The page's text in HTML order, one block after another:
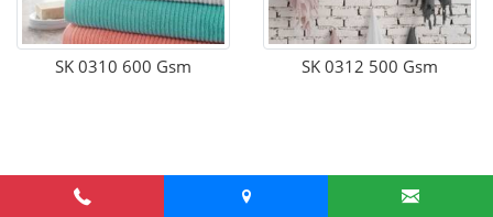
SK 0310 600 Gsm SK 0312 500 Gsm